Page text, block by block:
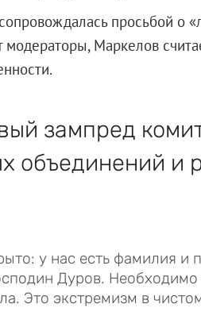
просьбой о
Маркелов
зампред
объединений и
у нас есть фамилия и
Дуров. Необходимо
Это экстремизм в